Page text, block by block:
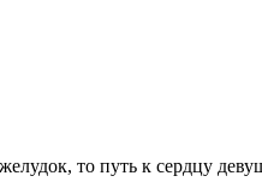
то путь к сердцу